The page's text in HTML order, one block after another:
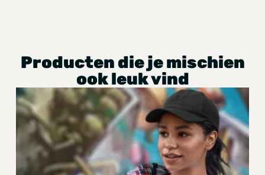
Producten die je mischien
ook leuk vind